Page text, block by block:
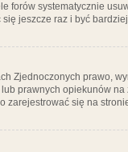
forów systematycznie
jeszcze raz i być
Zjednoczonych prawo,
prawnych opiekunów
się na